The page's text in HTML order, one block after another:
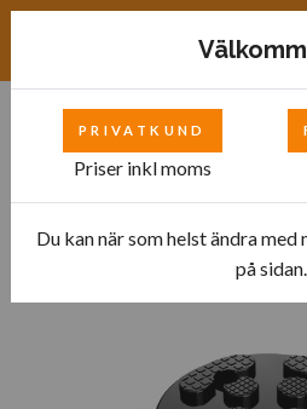
Gummiklossar
Gummikloss med metallplatta till
PRIVATKUND
Priser inkl moms
Du kan när som helst ändra
på sidan.